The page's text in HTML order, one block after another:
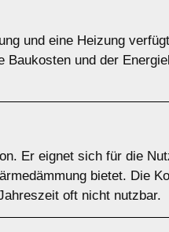
und eine Heizung
und der
Er eignet sich für die
bietet. Die
oft nicht nutzbar.